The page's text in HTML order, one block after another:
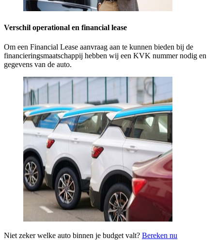
Verschil operational en financial lease
Om een Financial Lease aanvraag aan te kunnen bieden bij de
financieringsmaatschappij hebben wij een KVK nummer nodig en
gegevens van de auto.
Niet zeker welke auto binnen je budget valt? Bereken nu